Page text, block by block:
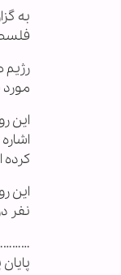
رژیم
این
کرده
این
نفر
پایان